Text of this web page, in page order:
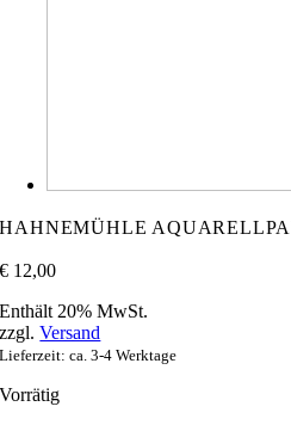
HAHNEMÜHLE
€ 12,00
Enthält 20% MwSt.
zzgl.Versand
Lieferzeit: ca. 3-4 Werktage
Vorrätig